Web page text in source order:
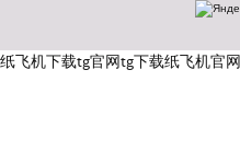
纸飞机下载tg官网tg下载纸飞机官网